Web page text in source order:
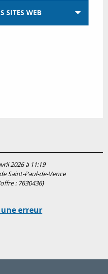
SITES WEB
2026 à 11:19
Saint-Paul-de-Vence
: 7630436)
erreur